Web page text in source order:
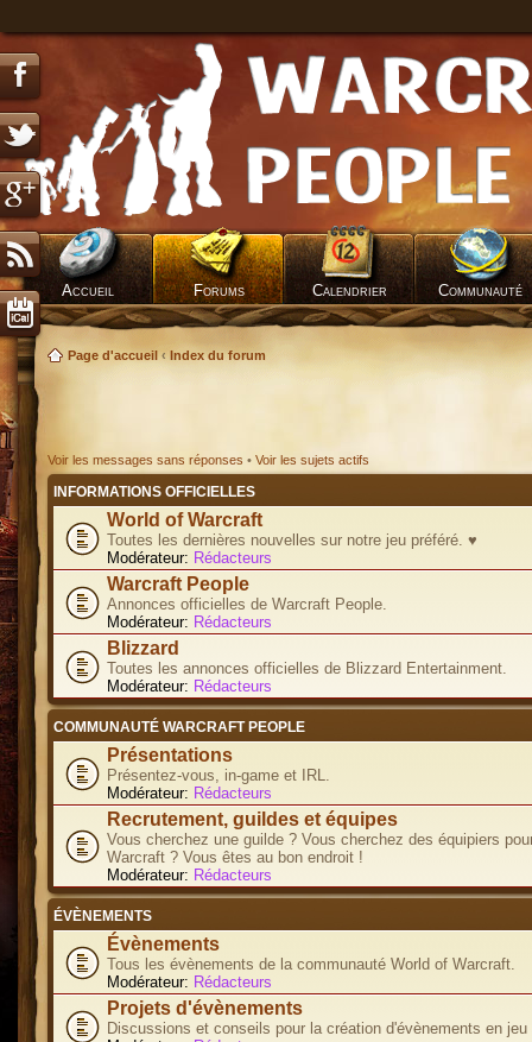
Accueil Forums Calendrier Communauté
Page d'accueil ‹ Index du forum
Voir les messages sans réponses • Voir les sujets actifs
INFORMATIONS OFFICIELLES
World of Warcraft
Toutes les dernières nouvelles sur notre jeu préféré. ♥
Modérateur: Rédacteurs
Warcraft People
Annonces officielles de Warcraft People.
Modérateur: Rédacteurs
Blizzard
Toutes les annonces officielles de Blizzard Entertainment.
Modérateur: Rédacteurs
COMMUNAUTÉ WARCRAFT PEOPLE
Présentations
Présentez-vous, in-game et IRL.
Modérateur: Rédacteurs
Recrutement, guildes et équipes
Vous cherchez une guilde ? Vous cherchez des équipiers
Warcraft ? Vous êtes au bon endroit !
Modérateur: Rédacteurs
ÉVÈNEMENTS
Évènements
Tous les évènements de la communauté World of Warcraft.
Modérateur: Rédacteurs
Projets d'évènements
Discussions et conseils pour la création d'évènements en jeu